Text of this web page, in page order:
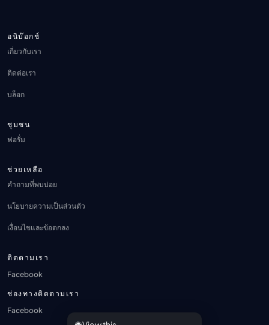
อนิบ๊อกช์
เกี่ยวกับเรา
ติดต่อเรา
บล็อก
ชุมชน
ฟอรั่ม
ช่วยเหลือ
คำถามที่พบบ่อย
นโยบายความเป็นส่วนตัว
เงื่อนไขและข้อตกลง
ติดตามเรา
Facebook
ช่องทางติดตามเรา
Facebook